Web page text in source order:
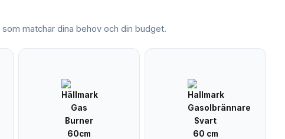
som matchar dina behov och din budget.